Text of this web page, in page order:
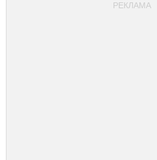
РЕКЛАМА